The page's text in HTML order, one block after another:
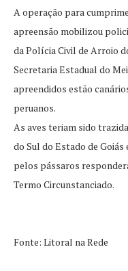
A operação para
apreensão mobilizou
da Polícia Civil de Arroio
Secretaria Estadual do
apreendidos estão
peruanos.
As aves teriam sido
do Sul do Estado de
pelos pássaros
Termo Circunstanciado.
Fonte: Litoral na Rede